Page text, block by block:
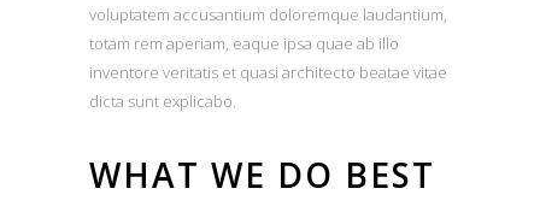
voluptatem accusantium doloremque laudantium,
totam rem aperiam, eaque ipsa quae ab illo
inventore veritatis et quasi architecto beatae vitae
dicta sunt explicabo.
WHAT WE DO BEST